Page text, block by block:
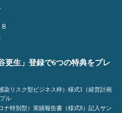
更生」登録で6つの特典をプレ
染リスク型ビジネス枠）様式1（経営計画
ル
ナ特別型）実績報告書（様式8）記入サン